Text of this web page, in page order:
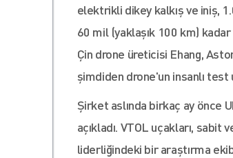
elektrikli dikey kalkış ve iniş,
60 mil (yaklaşık 100 km)
Çin drone üreticisi Ehang,
şimdiden drone'un insanlı test
Şirket aslında birkaç ay önce
açıkladı. VTOL uçakları,
liderliğindeki bir araştırma